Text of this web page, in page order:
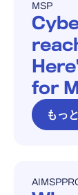
ブログ
MSP
for
もっ
ブログ
AIMSP